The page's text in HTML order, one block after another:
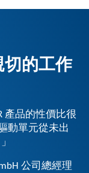
切的工作
產品的性價比很
動單元從未出
公司總經理